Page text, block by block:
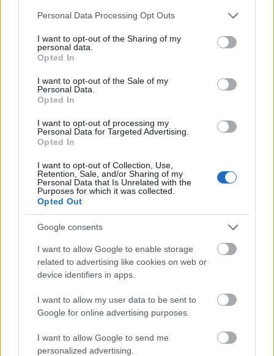
Please note that this website/app uses one or more Google
not limited to your visit or usage behaviour. You may click to
grant or deny consent to Google and its third-party tags to
use your data for below specified purposes in below Google
consent section.
Personal Data Processing Opt Outs
I want to opt-out of the Sharing of my
personal data.
Opted In
I want to opt-out of the Sale of my
Personal Data.
Opted In
I want to opt-out of processing my
Personal Data for Targeted Advertising.
Opted In
I want to opt-out of Collection, Use,
Retention, Sale, and/or Sharing of my
Personal Data that Is Unrelated with the
Purposes for which it was collected.
Opted Out
Google consents
I want to allow Google to enable storage
related to advertising like cookies on web or
device identifiers in apps.
I want to allow my user data to be sent to
Google for online advertising purposes.
I want to allow Google to send me
personalized advertising.
egyáltalán? Nincsenek válaszok. Megint egy olyan
megoldást látunk, melynek semmiféle viszonya
nincs a rákövetkező jelenetekkel.
Nézzük tovább. A második felvonásban, amikor
Leporello gazdája ruhájában lép le Donna Elvirával,
egy ponton a nő felemeli a férfi kalapját, és
sokatmondóan a szemébe néz. Valami olyasmire
gondolhatunk, hogy noha Elvira látja a szolga arcát,
nem akarja felismerni. Vagy képtelen erre, nem
hajlandó szembesülni az igazsággal, vagy minden
mit kezdjük a hamarosan felhangzó szextettel,
melyben ő is elcsodálkozik a ruhacserén? Zerlina
csodálatos vigasztaló áriája ("Batti, batti, o bell
Masetto") alatt az újsütetű paraszt férj alszik; súlyos
részegségében bóbiskolt el, csak az áriája második,
ébred fel, hogy aztán macskajajos dermedtségben
vigyorogjon ennivalóan daloló párjára. Ez
megrágalmazza Masettót; közönyösnek, brutálisan
érzéketlennek mutatja, ami ellentmond az opera
egészében betöltött szerepének, és még Kesselyák
saját elgondolásának is. Egyébként felőlem akár
piás is lehet Masetto, de akkor aztán tényleg igya
végig az estét.